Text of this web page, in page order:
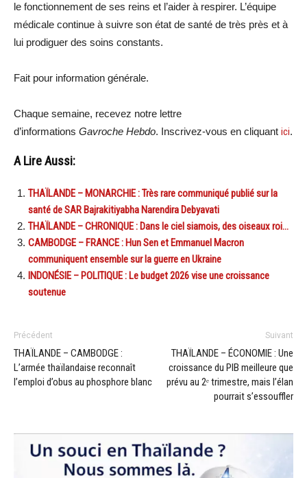
le fonctionnement de ses reins et l’aider à respirer. L’équipe
médicale continue à suivre son état de santé de très près et à
lui prodiguer des soins constants.
Fait pour information générale.
Chaque semaine, recevez notre lettre
d’informations Gavroche Hebdo. Inscrivez-vous en cliquant ici.
A Lire Aussi:
THAÏLANDE – MONARCHIE : Très rare communiqué publié sur la
santé de SAR Bajrakitiyabha Narendira Debyavati
THAÏLANDE – CHRONIQUE : Dans le ciel siamois, des oiseaux roi…
CAMBODGE – FRANCE : Hun Sen et Emmanuel Macron
communiquent ensemble sur la guerre en Ukraine
INDONÉSIE – POLITIQUE : Le budget 2026 vise une croissance
soutenue
Précédent
THAÏLANDE – CAMBODGE :
L’armée thaïlandaise reconnaît
l’emploi d’obus au phosphore blanc
Suivant
THAÏLANDE – ÉCONOMIE : Une
croissance du PIB meilleure que
prévu au 2ᵉ trimestre, mais l’élan
pourrait s’essouffler